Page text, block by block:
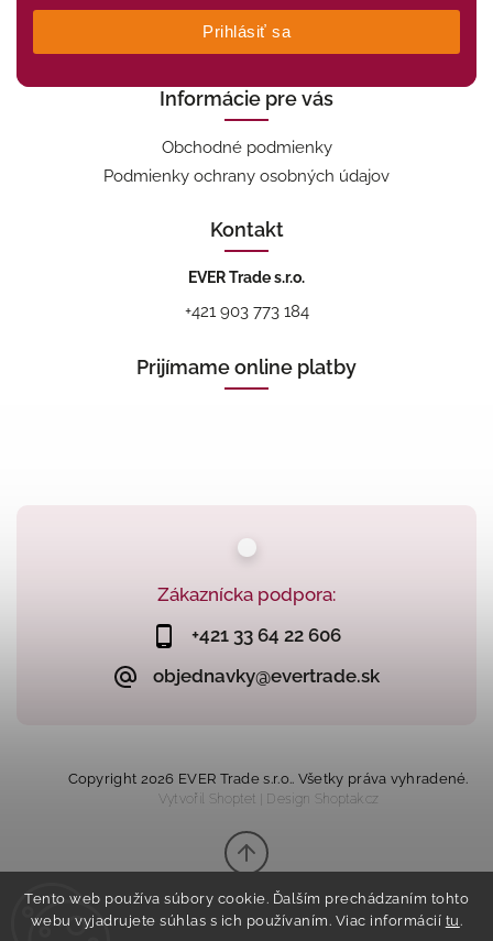
Tento web používa súbory cookie. Ďalším prechádzaním tohto
webu vyjadrujete súhlas s ich používaním. Viac informácií tu.
Zákaznícka podpora:
+421 33 64 22 606
objednavky@evertrade.sk
Prihlásiť sa
Informácie pre vás
Obchodné podmienky
Podmienky ochrany osobných údajov
Kontakt
EVER Trade s.r.o.
+421 903 773 184
Prijímame online platby
Copyright 2026 EVER Trade s.r.o.. Všetky práva vyhradené.
Vytvořil Shoptet | Design Shoptak.cz